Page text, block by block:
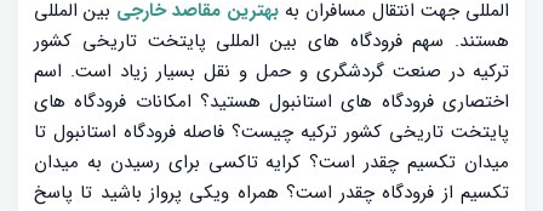
المللی جهت انتقال مسافران به بهترین مقاصد خارجی بین المللی
هستند. سهم فرودگاه های بین المللی پایتخت تاریخی کشور
ترکیه در صنعت گردشگری و حمل و نقل بسیار زیاد است. اسم
اختصاری فرودگاه های استانبول هستید؟ امکانات فرودگاه های
پایتخت تاریخی کشور ترکیه چیست؟ فاصله فرودگاه استانبول تا
میدان تکسیم چقدر است؟ کرایه تاکسی برای رسیدن به میدان
تکسیم از فرودگاه چقدر است؟ همراه ویکی پرواز باشید تا پاسخ